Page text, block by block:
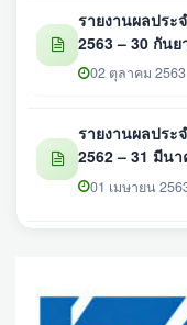
รายงานผลประ
2563 – 30 กันย
02 ตุลาคม 2563
รายงานผลประ
2562 – 31 มีน
01 เมษายน